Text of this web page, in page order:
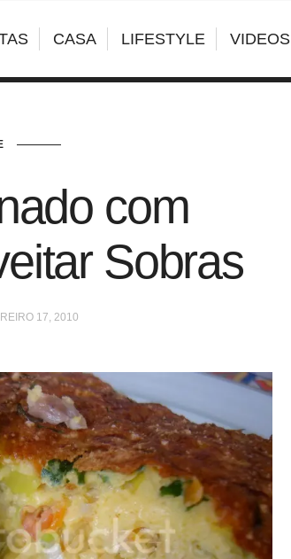
CASA LIFESTYLE VIDEOS
com
Sobras
17, 2010